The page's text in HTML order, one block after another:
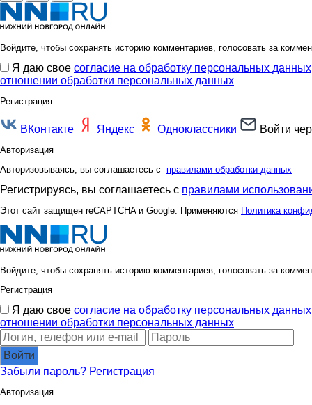
Войдите, чтобы сохранять историю комментариев, голосовать за
Я даю свое согласие на обработку персональных данных
отношении обработки персональных данных
Регистрация
ВКонтакте Яндекс Одноклассники Войти
Авторизация
Авторизовываясь, вы соглашаетесь с правилами обработки данных
Регистрируясь, вы соглашаетесь с правилами
Этот сайт защищен reCAPTCHA и Google. Применяются Политика
Войдите, чтобы сохранять историю комментариев, голосовать за
Регистрация
Я даю свое согласие на обработку персональных данных
отношении обработки персональных данных
Войти
Забыли пароль? Регистрация
Авторизация